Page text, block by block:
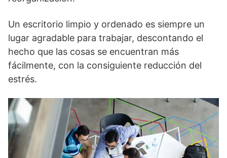
Un escritorio limpio y ordenado es siempre un
lugar agradable para trabajar, descontando el
hecho que las cosas se encuentran más
fácilmente, con la consiguiente reducción del
estrés.